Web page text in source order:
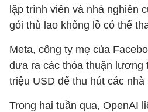
lập trình viên và nhà nghiên
gói thù lao khổng lồ có thể
Meta, công ty mẹ của
đưa ra các thỏa thuận
triệu USD để thu hút các
Trong hai tuần qua, OpenAI